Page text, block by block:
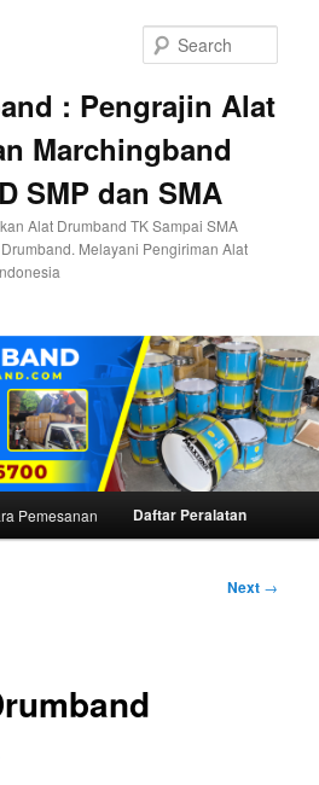
: Pengrajin Alat
Marchingband
SMP dan SMA
Alat Drumband TK Sampai SMA
Melayani Pengiriman Alat
Pemesanan Daftar Peralatan
Next →